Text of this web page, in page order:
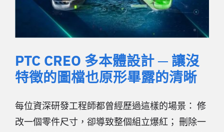
PTC CREO 多本體設計 ─ 讓沒
特徵的圖檔也原形畢露的清晰
每位資深研發工程師都曾經歷過這樣的場景： 修
改一個零件尺寸，卻導致整個組立爆紅； 刪除一